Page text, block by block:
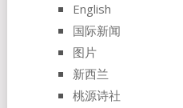
English
国际新闻
图片
新西兰
桃源诗社